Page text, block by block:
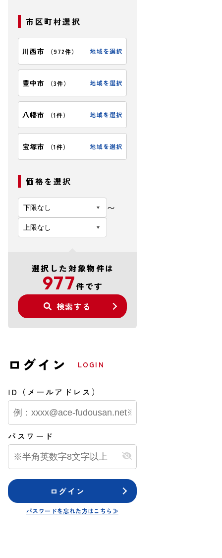
市区町村選択
川西市 （972件） 地域を選択
豊中市 （3件） 地域を選択
八幡市 （1件） 地域を選択
宝塚市 （1件） 地域を選択
価格を選択
〜
選択した対象物件は
977件です
検索する
ログイン LOGIN
ID（メールアドレス）
パスワード
ログイン
パスワードを忘れた方はこちら≫